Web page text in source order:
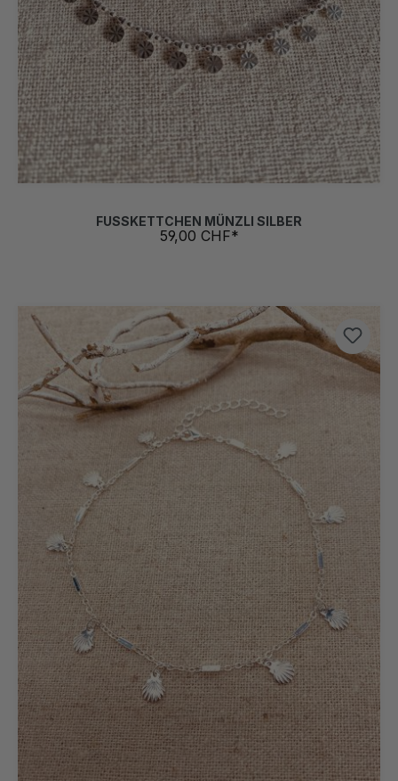
FUSSKETTCHEN MÜNZLI SILBER
59,00 CHF*